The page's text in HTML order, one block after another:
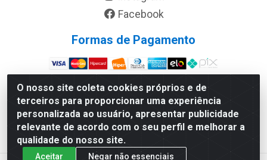
O nosso site coleta cookies próprios e de
terceiros para proporcionar uma experiência
personalizada ao usuário, apresentar publicidade
relevante de acordo com o seu perfil e melhorar a
qualidade do nosso site.
Aceitar Negar não essenciais
Facebook
Formas de Pagamento
Site Seguro